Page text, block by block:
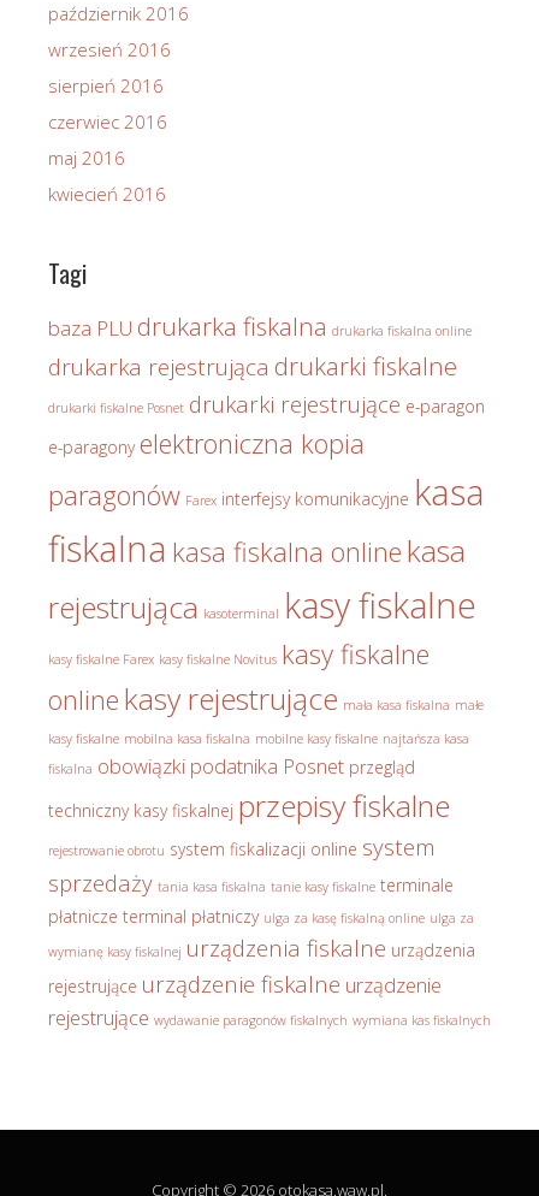
październik 2016
wrzesień 2016
sierpień 2016
czerwiec 2016
maj 2016
kwiecień 2016
Tagi
baza PLU drukarka fiskalna drukarka fiskalna online
drukarka rejestrująca drukarki fiskalne
drukarki fiskalne Posnet drukarki rejestrujące e-paragon
e-paragony elektroniczna kopia
paragonów Farex interfejsy komunikacyjne kasa
fiskalna kasa fiskalna online kasa
rejestrująca kasoterminal kasy fiskalne
kasy fiskalne Farex kasy fiskalne Novitus kasy fiskalne
online kasy rejestrujące mała kasa fiskalna małe
kasy fiskalne mobilna kasa fiskalna mobilne kasy fiskalne najtańsza kasa
fiskalna obowiązki podatnika Posnet przegląd
techniczny kasy fiskalnej przepisy fiskalne
rejestrowanie obrotu system fiskalizacji online system
sprzedaży tania kasa fiskalna tanie kasy fiskalne terminale
płatnicze terminal płatniczy ulga za kasę fiskalną online ulga za
wymianę kasy fiskalnej urządzenia fiskalne urządzenia
rejestrujące urządzenie fiskalne urządzenie
rejestrujące wydawanie paragonów fiskalnych wymiana kas fiskalnych
Copyright © 2026 otokasa.waw.pl.